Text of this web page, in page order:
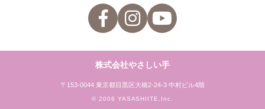
株式会社やさしい手
〒153-0044 東京都目黒区大橋2-24-3 中村ビル4階
© 2006 YASASHIITE,Inc.